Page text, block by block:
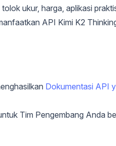
ukur, harga, aplikasi
API Kimi K2
Dokumentasi API
Tim Pengembang Anda